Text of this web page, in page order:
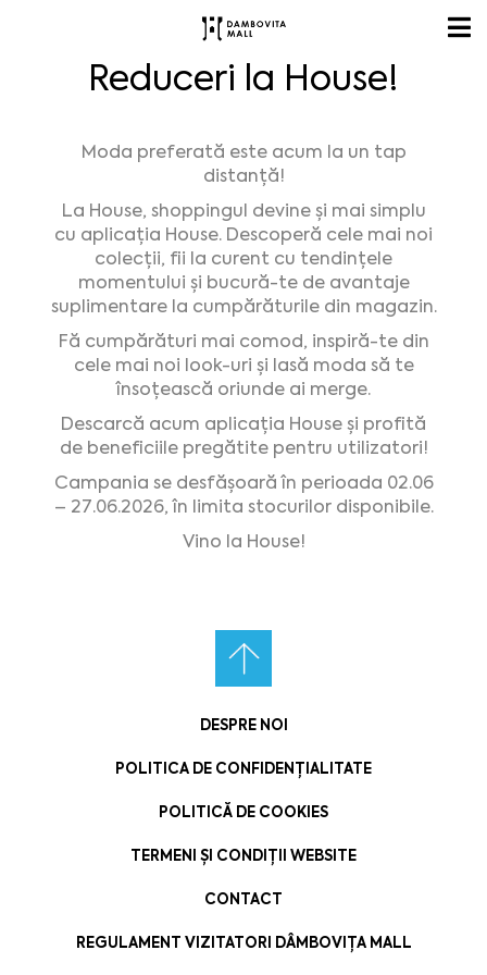
Reduceri la House!
Moda preferată este acum la un tap
distanță!
La House, shoppingul devine și mai simplu
cu aplicația House. Descoperă cele mai noi
colecții, fii la curent cu tendințele
momentului și bucură-te de avantaje
suplimentare la cumpărăturile din magazin.
Fă cumpărături mai comod, inspiră-te din
cele mai noi look-uri și lasă moda să te
însoțească oriunde ai merge.
Descarcă acum aplicația House și profită
de beneficiile pregătite pentru utilizatori!
Campania se desfășoară în perioada 02.06
– 27.06.2026, în limita stocurilor disponibile.
Vino la House!
DESPRE NOI
POLITICA DE CONFIDENȚIALITATE
POLITICĂ DE COOKIES
TERMENI ȘI CONDIȚII WEBSITE
CONTACT
REGULAMENT VIZITATORI DÂMBOVIȚA MALL